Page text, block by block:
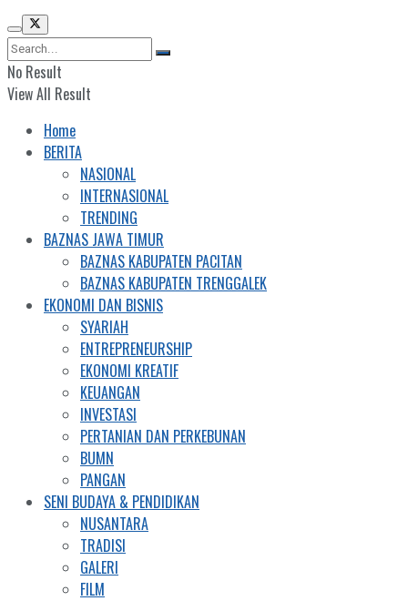
No Result
View All Result
Home
BERITA
NASIONAL
INTERNASIONAL
TRENDING
BAZNAS JAWA TIMUR
BAZNAS KABUPATEN PACITAN
BAZNAS KABUPATEN TRENGGALEK
EKONOMI DAN BISNIS
SYARIAH
ENTREPRENEURSHIP
EKONOMI KREATIF
KEUANGAN
INVESTASI
PERTANIAN DAN PERKEBUNAN
BUMN
PANGAN
SENI BUDAYA & PENDIDIKAN
NUSANTARA
TRADISI
GALERI
FILM